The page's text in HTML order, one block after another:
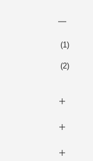
(1)
(2)
(3)
(3)